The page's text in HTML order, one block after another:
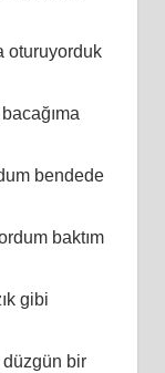
oturuyorduk
bendede
baktım
gibi
düzgün bir